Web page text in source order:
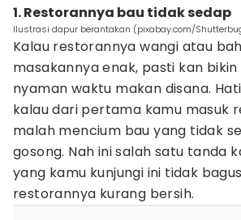
1. Restorannya bau tidak sedap
Ilustrasi dapur berantakan (pixabay.com/
Kalau restorannya wangi atau
masakannya enak, pasti kan
nyaman waktu makan disana.
kalau dari pertama kamu masuk
malah mencium bau yang tidak
gosong. Nah ini salah satu tanda
yang kamu kunjungi ini tidak
restorannya kurang bersih.